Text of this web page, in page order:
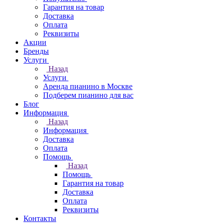
Гарантия на товар
Доставка
Оплата
Реквизиты
Акции
Бренды
Услуги
Назад
Услуги
Аренда пианино в Москве
Подберем пианино для вас
Блог
Информация
Назад
Информация
Доставка
Оплата
Помощь
Назад
Помощь
Гарантия на товар
Доставка
Оплата
Реквизиты
Контакты